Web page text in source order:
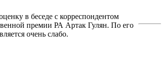
в беседе с корреспондентом
премии РА Артак Гулян. По его
очень слабо.